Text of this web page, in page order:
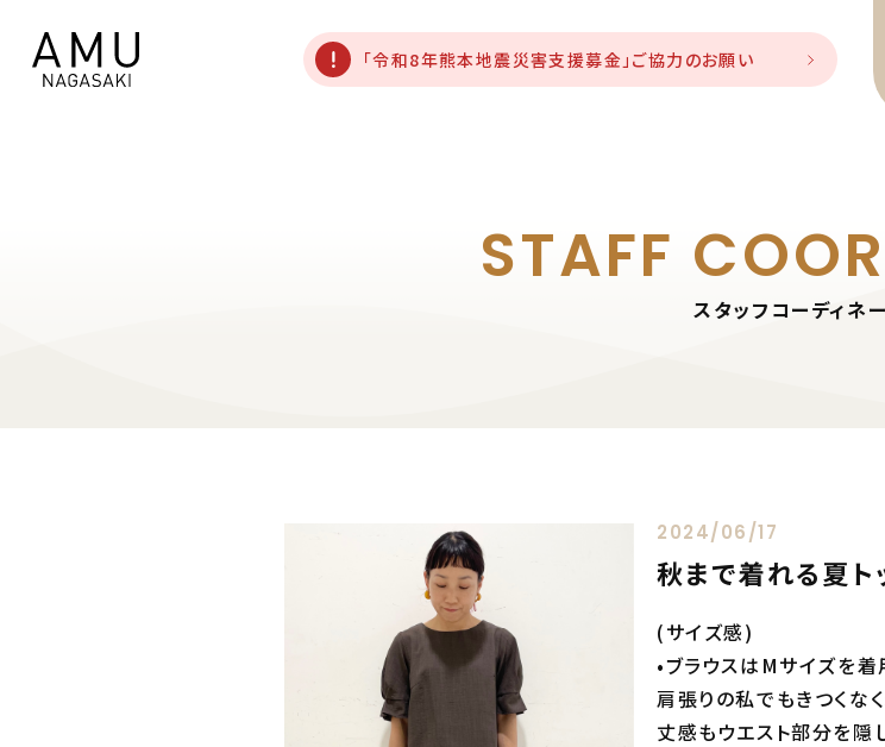
「令和8年熊本地震災害支援募金」ご協力のお願い
STAFF
スタッフコーディネ
2024/06/17
秋まで着れる夏ト
(サイズ感)
•ブラウスはMサイズを着
肩張りの私でもきつくな
丈感もウエスト部分を隠